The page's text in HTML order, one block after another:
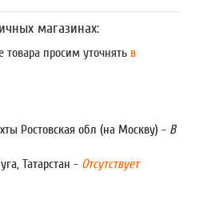
магазинах:
просим уточнять в
Ростовская обл (на Москву) - В
Татарстан - Отсутствует